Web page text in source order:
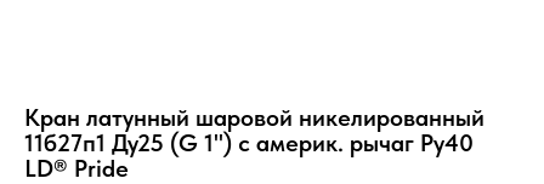
Кран латунный шаровой никелированный
11б27п1 Ду25 (G 1") с америк. рычаг Ру40
LD® Pride